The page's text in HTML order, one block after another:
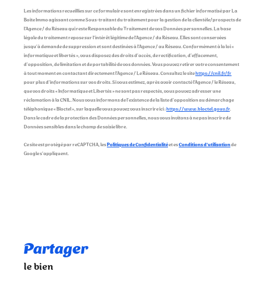
Les informations recueillies sur ce formulaire sont enregistrées dans un fichier informatisé par La
Boite Immo agissant comme Sous-traitant du traitement pour la gestion de la clientèle/prospects de
l'Agence / du Réseau qui reste Responsable du Traitement de vos Données personnelles. La base
légale du traitement repose sur l'intérêt légitime de l'Agence / du Réseau. Elles sont conservées
jusqu'à demande de suppression et sont destinées à l'Agence / au Réseau. Conformément à la loi «
informatique et libertés », vous disposez des droits d’accès, de rectification, d’effacement,
d’opposition, de limitation et de portabilité de vos données. Vous pouvez retirer votre consentement
à tout moment en contactant directement l’Agence / Le Réseau. Consultez le sitehttps://cnil.fr/fr
pour plus d’informations sur vos droits. Si vous estimez, après avoir contacté l'Agence / le Réseau,
que vos droits « Informatique et Libertés » ne sont pas respectés, vous pouvez adresser une
réclamation à la CNIL. Nous vous informons de l’existence de la liste d'opposition au démarchage
téléphonique « Bloctel », sur laquelle vous pouvez vous inscrire ici :https://www.bloctel.gouv.fr.
Dans le cadre de la protection des Données personnelles, nous vous invitons à ne pas inscrire de
Données sensibles dans le champ de saisie libre.
Ce site est protégé par reCAPTCHA, lesPolitiques de Confidentialitéet esConditions d'utilisationde
Google s'appliquent.
partager
le bien